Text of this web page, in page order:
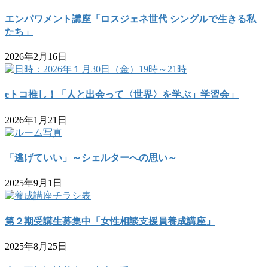
エンパワメント講座「ロスジェネ世代 シングルで生きる私
たち」
2026年2月16日
eトコ推し！「人と出会って〈世界〉を学ぶ」学習会」
2026年1月21日
「逃げていい」～シェルターへの思い～
2025年9月1日
第２期受講生募集中「女性相談支援員養成講座」
2025年8月25日